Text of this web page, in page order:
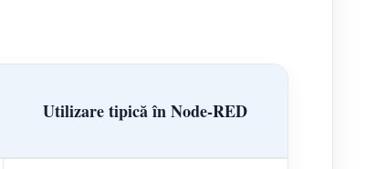
Utilizare tipică în Node-RED